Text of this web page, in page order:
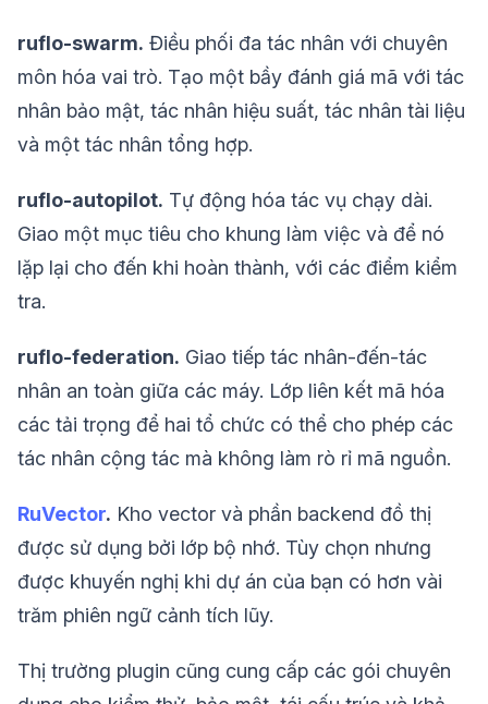
ruflo-swarm. Điều phối đa tác nhân với chuyên
môn hóa vai trò. Tạo một bầy đánh giá mã với tác
nhân bảo mật, tác nhân hiệu suất, tác nhân tài liệu
và một tác nhân tổng hợp.
ruflo-autopilot. Tự động hóa tác vụ chạy dài.
Giao một mục tiêu cho khung làm việc và để nó
lặp lại cho đến khi hoàn thành, với các điểm kiểm
tra.
ruflo-federation. Giao tiếp tác nhân-đến-tác
nhân an toàn giữa các máy. Lớp liên kết mã hóa
các tải trọng để hai tổ chức có thể cho phép các
tác nhân cộng tác mà không làm rò rỉ mã nguồn.
RuVector. Kho vector và phần backend đồ thị
được sử dụng bởi lớp bộ nhớ. Tùy chọn nhưng
được khuyến nghị khi dự án của bạn có hơn vài
trăm phiên ngữ cảnh tích lũy.
Thị trường plugin cũng cung cấp các gói chuyên